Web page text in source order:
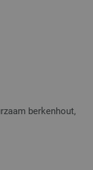
berkenhout,